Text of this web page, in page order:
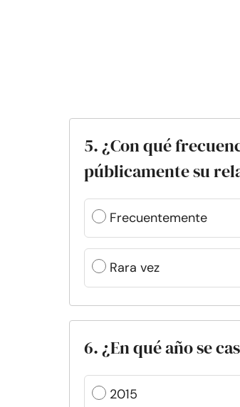
5. ¿Con qué
públicamente su
Frecuentemente
Rara vez
6. ¿En qué año se
2015